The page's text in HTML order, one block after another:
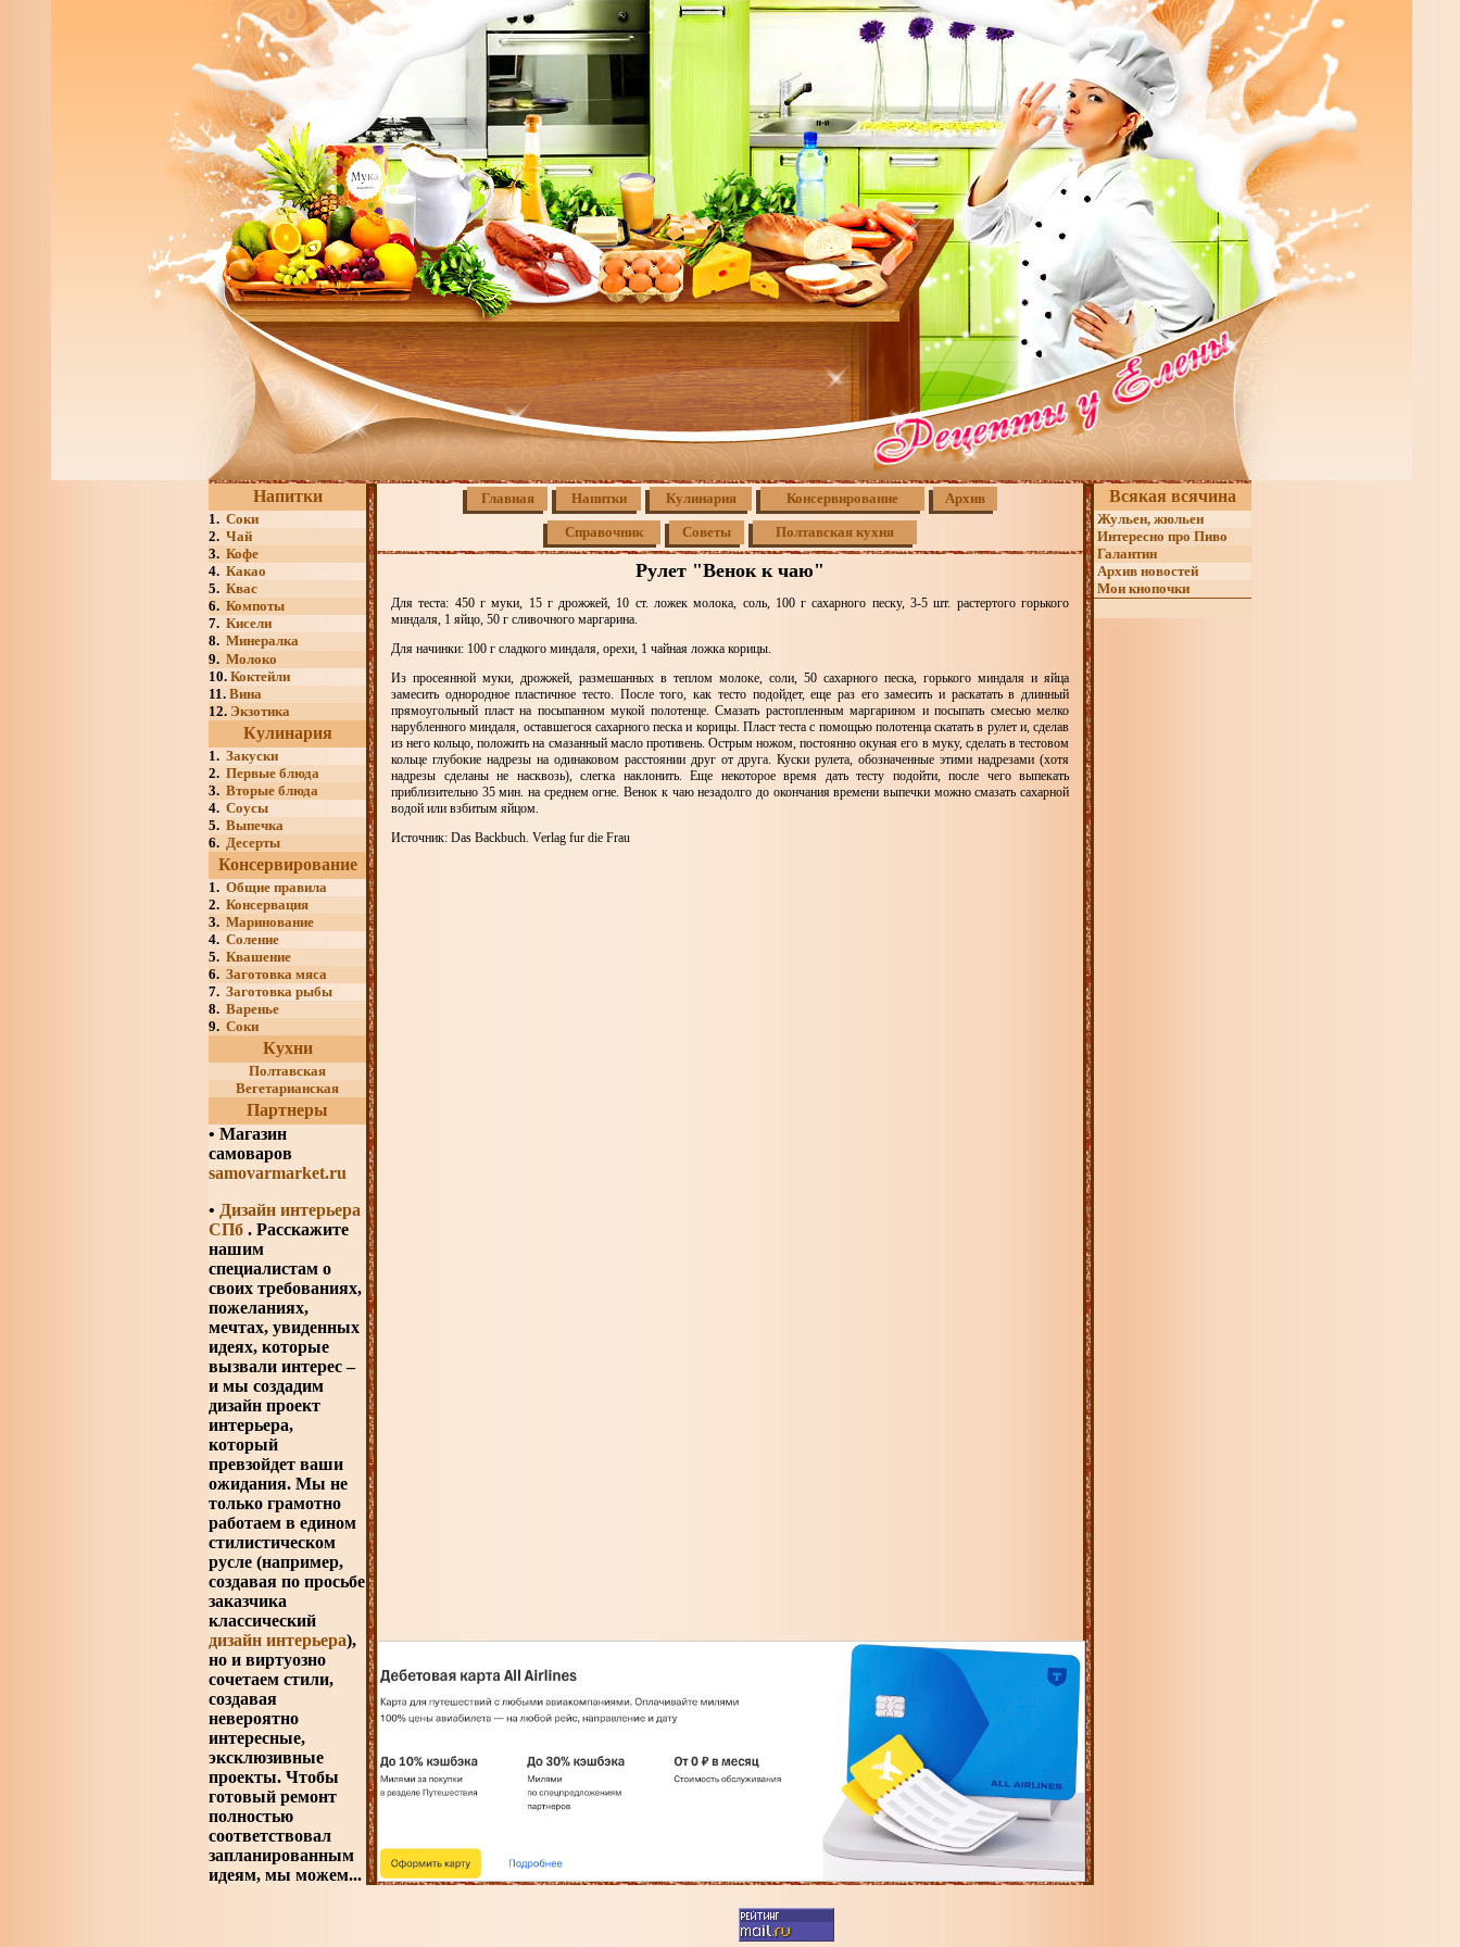
Напитки
1. Соки
2. Чай
3. Кофе
4. Какао
5. Квас
6. Компоты
7. Кисели
8. Минералка
9. Молоко
10. Коктейли
11. Вина
12. Экзотика
Кулинария
1. Закуски
2. Первые блюда
3. Вторые блюда
4. Соусы
5. Выпечка
6. Десерты
Консервирование
1. Общие правила
2. Консервация
3. Маринование
4. Соление
5. Квашение
6. Заготовка мяса
7. Заготовка рыбы
8. Варенье
9. Соки
Кухни
Полтавская
Вегетарианская
Партнеры
• Магазин
самоваров
samovarmarket.ru
• Дизайн интерьера
СПб . Расскажите
нашим
специалистам о
своих требованиях,
пожеланиях,
мечтах, увиденных
идеях, которые
вызвали интерес –
и мы создадим
дизайн проект
интерьера,
который
превзойдет ваши
ожидания. Мы не
только грамотно
работаем в едином
стилистическом
русле (например,
создавая по просьбе
заказчика
классический
дизайн интерьера),
но и виртуозно
сочетаем стили,
создавая
невероятно
интересные,
эксклюзивные
проекты. Чтобы
готовый ремонт
полностью
соответствовал
запланированным
идеям, мы можем...
Главная Напитки Кулинария Консервирование Архив
Справочник Советы Полтавская кухня
Рулет "Венок к чаю"
Для теста: 450 г муки, 15 г дрожжей, 10 ст. ложек молока, соль, 100 г сахарного песку, 3-5 шт. растертого горького
миндаля, 1 яйцо, 50 г сливочного маргарина.
Для начинки: 100 г сладкого миндаля, орехи, 1 чайная ложка корицы.
Из просеянной муки, дрожжей, размешанных в теплом молоке, соли, 50 сахарного песка, горького миндаля и яйца
замесить однородное пластичное тесто. После того, как тесто подойдет, еще раз его замесить и раскатать в длинный
прямоугольный пласт на посыпанном мукой полотенце. Смазать растопленным маргарином и посыпать смесью мелко
нарубленного миндаля, оставшегося сахарного песка и корицы. Пласт теста с помощью полотенца скатать в рулет и, сделав
из него кольцо, положить на смазанный масло противень. Острым ножом, постоянно окуная его в муку, сделать в тестовом
кольце глубокие надрезы на одинаковом расстоянии друг от друга. Куски рулета, обозначенные этими надрезами (хотя
надрезы сделаны не насквозь), слегка наклонить. Еще некоторое время дать тесту подойти, после чего выпекать
приблизительно 35 мин. на среднем огне. Венок к чаю незадолго до окончания времени выпечки можно смазать сахарной
водой или взбитым яйцом.
Источник: Das Backbuch. Verlag fur die Frau
Всякая всячина
Жульен, жюльен
Интересно про Пиво
Галантин
Архив новостей
Мои кнопочки